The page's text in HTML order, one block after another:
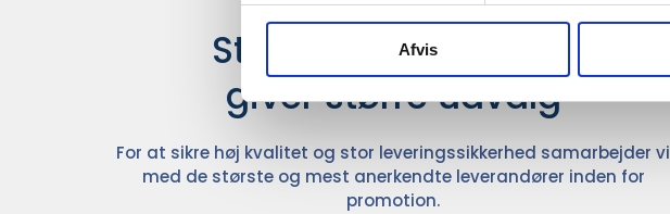
Afvis
Stærke leverandører
giver større udvalg
For at sikre høj kvalitet og stor leveringssikkerhed samarbejder vi
med de største og mest anerkendte leverandører inden for
promotion.